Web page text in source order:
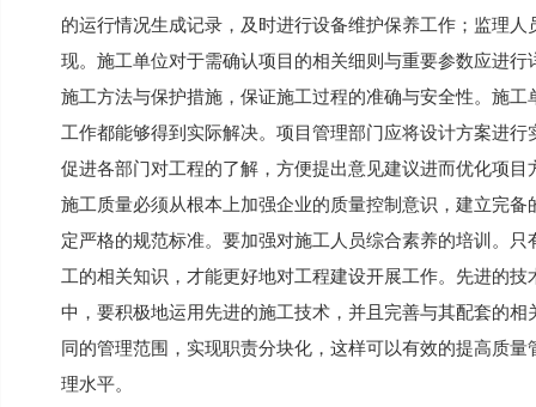
的运行情况生成记录，及时进行设备维护保养工作；监理
现。施工单位对于需确认项目的相关细则与重要参数应进
施工方法与保护措施，保证施工过程的准确与安全性。施
工作都能够得到实际解决。项目管理部门应将设计方案进
促进各部门对工程的了解，方便提出意见建议进而优化项
施工质量必须从根本上加强企业的质量控制意识，建立完
定严格的规范标准。要加强对施工人员综合素养的培训。
工的相关知识，才能更好地对工程建设开展工作。先进的
中，要积极地运用先进的施工技术，并且完善与其配套的
同的管理范围，实现职责分块化，这样可以有效的提高质
理水平。